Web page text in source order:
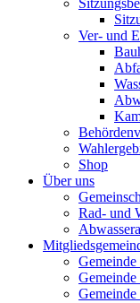
Ver- und
Shop
Über uns
Rad- und
Gemeinde